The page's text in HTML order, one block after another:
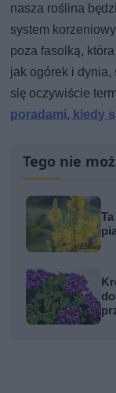
nasza roślina
system
poza fasolką,
jak ogórek i
się oczywiście
poradami, kiedy
Tego nie